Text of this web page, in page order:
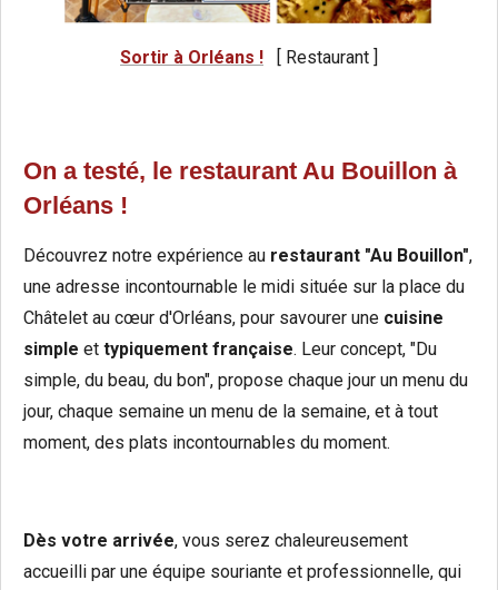
Sortir à Orléans ! [ Restaurant ]
On a testé, le restaurant Au Bouillon à
Orléans !
Découvrez notre expérience au restaurant "Au Bouillon",
une adresse incontournable le midi située sur la place du
Châtelet au cœur d'Orléans, pour savourer une cuisine
simple et typiquement française. Leur concept, "Du
simple, du beau, du bon", propose chaque jour un menu du
jour, chaque semaine un menu de la semaine, et à tout
moment, des plats incontournables du moment.
Dès votre arrivée, vous serez chaleureusement
accueilli par une équipe souriante et professionnelle, qui